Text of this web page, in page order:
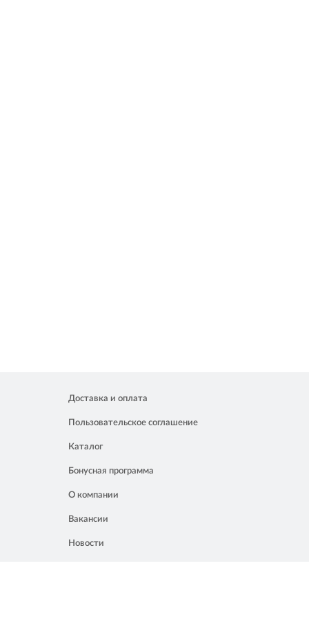
Доставка и оплата
Пользовательское соглашение
Каталог
Бонусная программа
О компании
Вакансии
Новости